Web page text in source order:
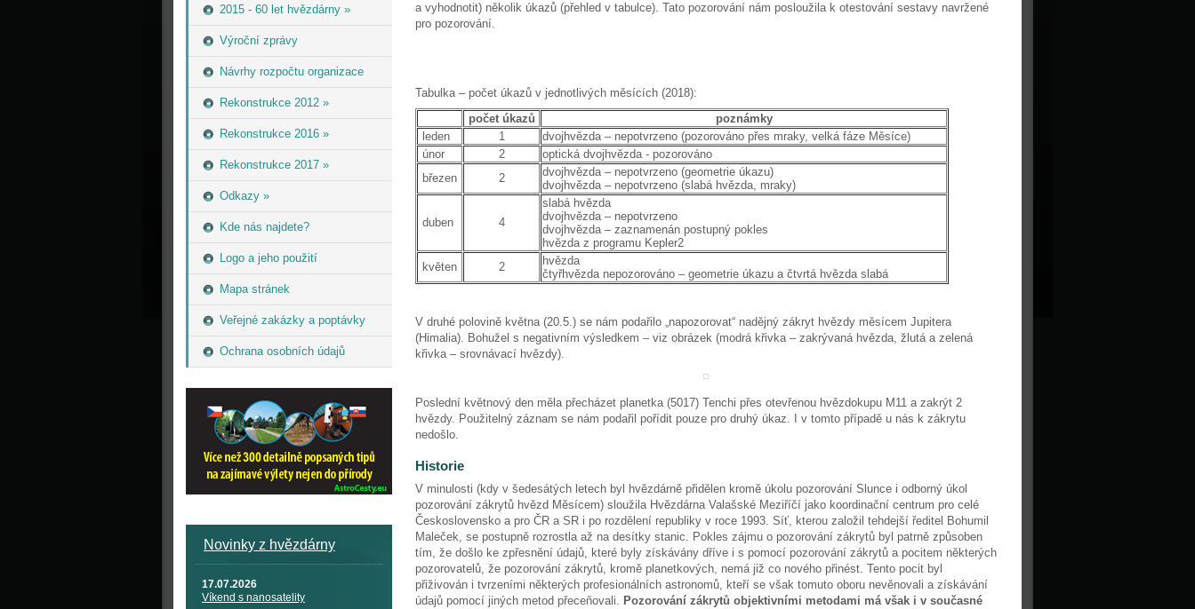
2015 - 60 let hvězdárny »
Výroční zprávy
Návrhy rozpočtu organizace
Rekonstrukce 2012 »
Rekonstrukce 2016 »
Rekonstrukce 2017 »
Odkazy »
Kde nás najdete?
Logo a jeho použití
Mapa stránek
Veřejné zakázky a poptávky
Ochrana osobních údajů
Novinky z hvězdárny
17.07.2026
Víkend s nanosatelity
a vyhodnotit) několik úkazů (přehled v tabulce). Tato pozorování nám posloužila k otestování sestavy navržené
pro pozorování.
Tabulka – počet úkazů v jednotlivých měsících (2018):
počet úkazů
poznámky
leden
1
dvojhvězda – nepotvrzeno (pozorováno přes mraky, velká fáze Měsíce)
únor
2
optická dvojhvězda - pozorováno
březen
2
dvojhvězda – nepotvrzeno (geometrie úkazu)
dvojhvězda – nepotvrzeno (slabá hvězda, mraky)
duben 4
slabá hvězda
dvojhvězda – nepotvrzeno
dvojhvězda – zaznamenán postupný pokles
hvězda z programu Kepler2
květen
2
hvězda
čtyřhvězda nepozorováno – geometrie úkazu a čtvrtá hvězda slabá
V druhé polovině května (20.5.) se nám podařilo „napozorovat“ nadějný zákryt hvězdy měsícem Jupitera
(Himalia). Bohužel s negativním výsledkem – viz obrázek (modrá křivka – zakrývaná hvězda, žlutá a zelená
křivka – srovnávací hvězdy).
Poslední květnový den měla přecházet planetka (5017) Tenchi přes otevřenou hvězdokupu M11 a zakrýt 2
hvězdy. Použitelný záznam se nám podařil pořídit pouze pro druhý úkaz. I v tomto případě u nás k zákrytu
nedošlo.
Historie
V minulosti (kdy v šedesátých letech byl hvězdárně přidělen kromě úkolu pozorování Slunce i odborný úkol
pozorování zákrytů hvězd Měsícem) sloužila Hvězdárna Valašské Meziříčí jako koordinační centrum pro celé
Československo a pro ČR a SR i po rozdělení republiky v roce 1993. Síť, kterou založil tehdejší ředitel Bohumil
Maleček, se postupně rozrostla až na desítky stanic. Pokles zájmu o pozorování zákrytů byl patrně způsoben
tím, že došlo ke zpřesnění údajů, které byly získávány dříve i s pomocí pozorování zákrytů a pocitem některých
pozorovatelů, že pozorování zákrytů, kromě planetkových, nemá již co nového přinést. Tento pocit byl
přiživován i tvrzeními některých profesionálních astronomů, kteří se však tomuto oboru nevěnovali a získávání
údajů pomocí jiných metod přeceňovali. Pozorování zákrytů objektivními metodami má však i v současné